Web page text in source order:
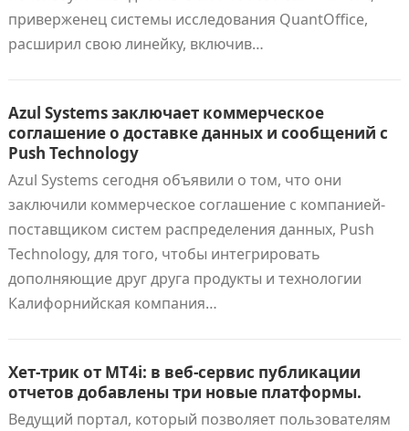
приверженец системы исследования QuantOffice,
расширил свою линейку, включив…
Azul Systems заключает коммерческое
соглашение о доставке данных и сообщений с
Push Technology
Azul Systems сегодня объявили о том, что они
заключили коммерческое соглашение с компанией-
поставщиком систем распределения данных, Push
Technology, для того, чтобы интегрировать
дополняющие друг друга продукты и технологии
Калифорнийская компания…
Хет-трик от MT4i: в веб-сервис публикации
отчетов добавлены три новые платформы.
Ведущий портал, который позволяет пользователям